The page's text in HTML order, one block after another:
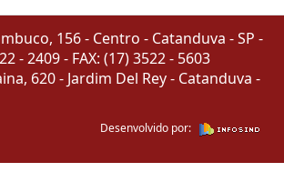
156 - Centro - Catanduva - SP -
- 2409 - FAX: (17) 3522 - 5603
620 - Jardim Del Rey - Catanduva -
Desenvolvido por: